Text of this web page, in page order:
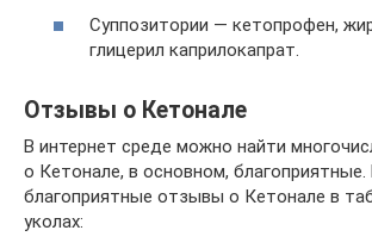
Суппозитории — кетопрофен,
глицерил каприлокапрат.
Отзывы о Кетонале
В интернет среде можно найти
о Кетонале, в основном, благоприятные.
благоприятные отзывы о Кетонале в
уколах: